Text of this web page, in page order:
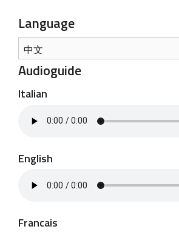
Language
Audioguide
Italian
English
Francais